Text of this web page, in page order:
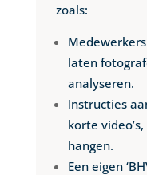
zoals:
laten
analyseren.
Instructies
korte
hangen.
Een eigen